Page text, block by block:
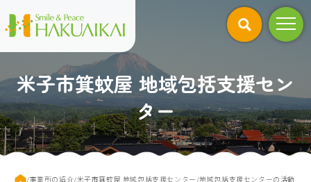
米子市箕蚊屋 地域包括支援セン
ター
現
/事業所の紹介/米子市箕蚊屋 地域包括支援センター /地域包括支援センターの活動